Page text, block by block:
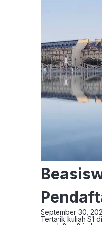
September 30,
Tertarik kuliah S1